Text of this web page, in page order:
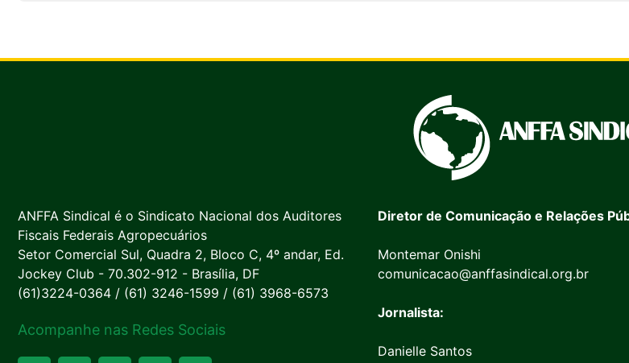
ANFFA Sindical é o Sindicato Nacional dos Auditores
Fiscais Federais Agropecuários
Setor Comercial Sul, Quadra 2, Bloco C, 4º andar, Ed.
Jockey Club - 70.302-912 - Brasília, DF
(61)3224-0364 / (61) 3246-1599 / (61) 3968-6573
Acompanhe nas Redes Sociais
Diretor de Comunicação e Relações
Montemar Onishi
comunicacao@anffasindical.org.br
Jornalista:
Danielle Santos